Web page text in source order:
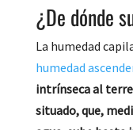
¿De dónde
La humedad
humedad
intrínseca al
situado, que,